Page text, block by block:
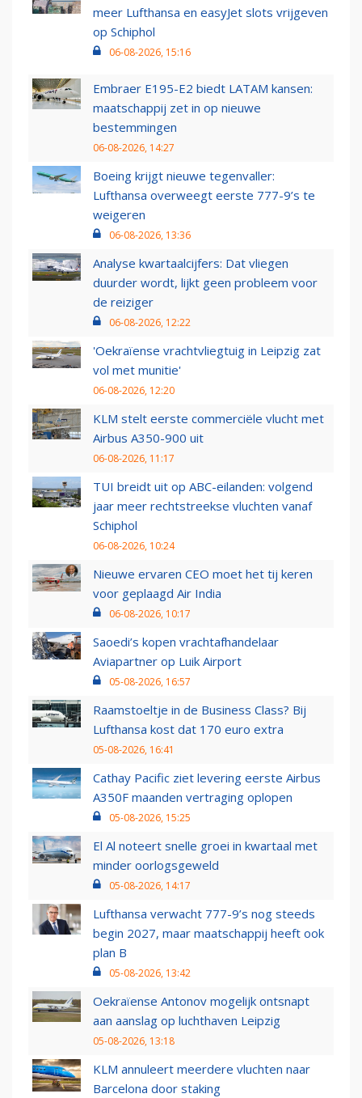
meer Lufthansa en easyJet slots vrijgeven
op Schiphol
06-08-2026, 15:16
Embraer E195-E2 biedt LATAM kansen:
maatschappij zet in op nieuwe
bestemmingen
06-08-2026, 14:27
Boeing krijgt nieuwe tegenvaller:
Lufthansa overweegt eerste 777-9’s te
weigeren
06-08-2026, 13:36
Analyse kwartaalcijfers: Dat vliegen
duurder wordt, lijkt geen probleem voor
de reiziger
06-08-2026, 12:22
'Oekraïense vrachtvliegtuig in Leipzig zat
vol met munitie'
06-08-2026, 12:20
KLM stelt eerste commerciële vlucht met
Airbus A350-900 uit
06-08-2026, 11:17
TUI breidt uit op ABC-eilanden: volgend
jaar meer rechtstreekse vluchten vanaf
Schiphol
06-08-2026, 10:24
Nieuwe ervaren CEO moet het tij keren
voor geplaagd Air India
06-08-2026, 10:17
Saoedi’s kopen vrachtafhandelaar
Aviapartner op Luik Airport
05-08-2026, 16:57
Raamstoeltje in de Business Class? Bij
Lufthansa kost dat 170 euro extra
05-08-2026, 16:41
Cathay Pacific ziet levering eerste Airbus
A350F maanden vertraging oplopen
05-08-2026, 15:25
El Al noteert snelle groei in kwartaal met
minder oorlogsgeweld
05-08-2026, 14:17
Lufthansa verwacht 777-9’s nog steeds
begin 2027, maar maatschappij heeft ook
plan B
05-08-2026, 13:42
Oekraïense Antonov mogelijk ontsnapt
aan aanslag op luchthaven Leipzig
05-08-2026, 13:18
KLM annuleert meerdere vluchten naar
Barcelona door staking